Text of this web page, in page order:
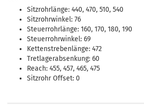
Sitzrohrlänge: 440, 470, 510, 540
Sitzrohrwinkel: 76
Steuerrohrlänge: 160, 170, 180, 190
Steuerrohrwinkel: 69
Kettenstrebenlänge: 472
Tretlagerabsenkung: 60
Reach: 455, 457, 465, 475
Sitzrohr Offset: 0